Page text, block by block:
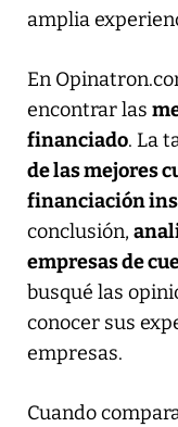
amplia
En
encontrar las
financiado. La
de las mejores
financiación
conclusión,
empresas de
busqué las
conocer sus
empresas.
Cuando